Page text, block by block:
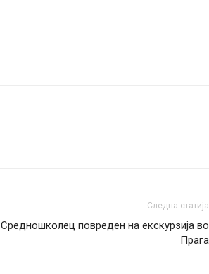
Следна статија
Средношколец повреден на екскурзија во
Прага